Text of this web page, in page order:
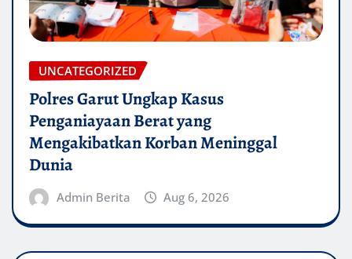
UNCATEGORIZED
Polres Garut Ungkap Kasus
Penganiayaan Berat yang
Mengakibatkan Korban Meninggal
Dunia
Admin Berita Aug 6, 2026